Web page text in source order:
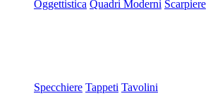
Oggettistica Quadri Moderni Scarpiere
Specchiere Tappeti Tavolini